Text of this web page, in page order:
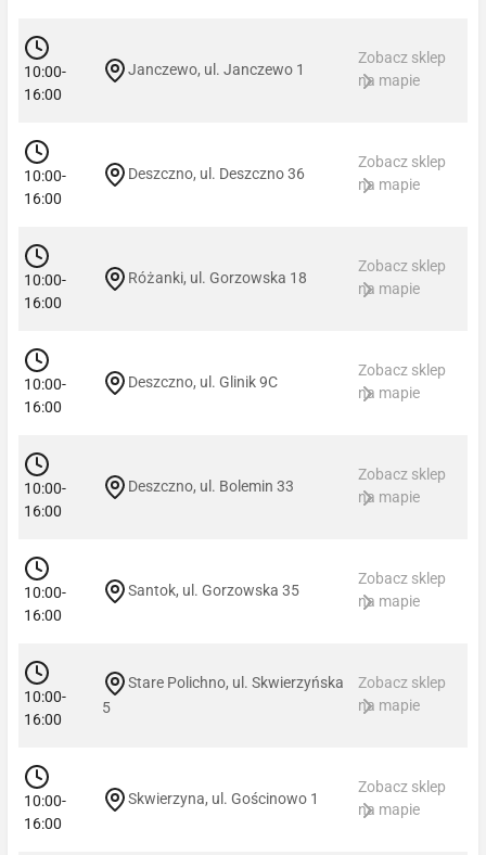
10:00-
16:00
Janczewo, ul. Janczewo 1
Zobacz sklep
na mapie
10:00-
16:00
Deszczno, ul. Deszczno 36
Zobacz sklep
na mapie
10:00-
16:00
Różanki, ul. Gorzowska 18
Zobacz sklep
na mapie
10:00-
16:00
Deszczno, ul. Glinik 9C
Zobacz sklep
na mapie
10:00-
16:00
Deszczno, ul. Bolemin 33
Zobacz sklep
na mapie
10:00-
16:00
Santok, ul. Gorzowska 35
Zobacz sklep
na mapie
10:00-
16:00
Stare Polichno, ul. Skwierzyńska
5
Zobacz sklep
na mapie
10:00-
16:00
Skwierzyna, ul. Gościnowo 1
Zobacz sklep
na mapie